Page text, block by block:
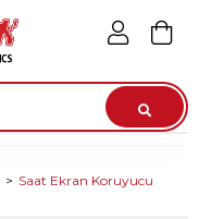
Saat Ekran Koruyucu